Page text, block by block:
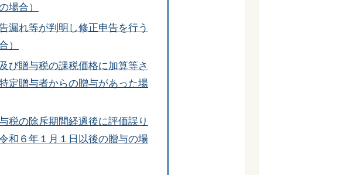
場合）
漏れ等が判明し修正申告を行う
）
び贈与税の課税価格に加算等さ
定贈与者からの贈与があった場
税の除斥期間経過後に評価誤り
和６年１月１日以後の贈与の場